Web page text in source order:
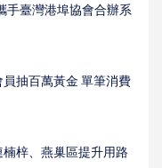
手臺灣港埠協會合辦系
抽百萬黃金 單筆消費
梓、燕巢區提升用路